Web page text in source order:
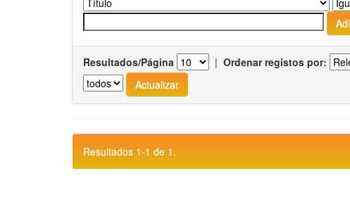
Resultados/Página | Ordenar registos por:
Resultados 1-1 de 1.